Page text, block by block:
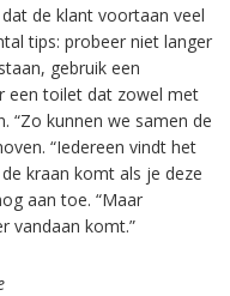
de klant voortaan veel
tips: probeer niet langer
gebruik een
een toilet dat zowel met
“Zo kunnen we samen de
“Iedereen vindt het
kraan komt als je deze
aan toe. “Maar
vandaan komt.”